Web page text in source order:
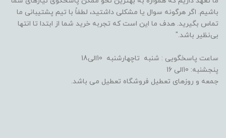
باشیم. اگر هرگونه سوال یا مشکلی داشتید، لطفاً با تیم پشتیبانی ما
تماس بگیرید. هدف ما این است که تجربه خرید شما از ابتدا تا انتها
بی‌نظیر باشد."
ساعت پاسخگویی : شنبه تاچهارشنبه 10الی18
پنجشنبه: 10الی 16
جمعه و روزهای تعطیل فروشگاه تعطیل می باشد.